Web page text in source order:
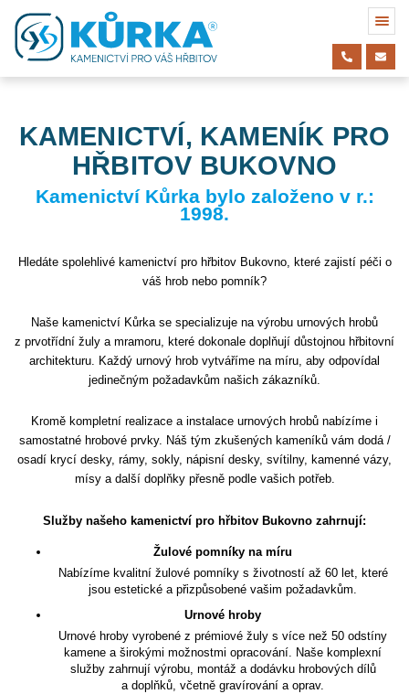
KAMENICTVÍ, KAMENÍK PRO
HŘBITOV BUKOVNO
Kamenictví Kůrka bylo založeno v r.:
1998.
Hledáte spolehlivé kamenictví pro hřbitov Bukovno, které zajistí péči o
váš hrob nebo pomník?
Naše kamenictví Kůrka se specializuje na výrobu urnových hrobů
z prvotřídní žuly a mramoru, které dokonale doplňují důstojnou hřbitovní
architekturu. Každý urnový hrob vytváříme na míru, aby odpovídal
jedinečným požadavkům našich zákazníků.
Kromě kompletní realizace a instalace urnových hrobů nabízíme i
samostatné hrobové prvky. Náš tým zkušených kameníků vám dodá /
osadí krycí desky, rámy, sokly, nápisní desky, svítilny, kamenné vázy,
mísy a další doplňky přesně podle vašich potřeb.
Služby našeho kamenictví pro hřbitov Bukovno zahrnují:
Žulové pomníky na míru
Nabízíme kvalitní žulové pomníky s životností až 60 let, které
jsou estetické a přizpůsobené vašim požadavkům.
Urnové hroby
Urnové hroby vyrobené z prémiové žuly s více než 50 odstíny
kamene a širokými možnostmi opracování. Naše komplexní
služby zahrnují výrobu, montáž a dodávku hrobových dílů
a doplňků, včetně gravírování a oprav.